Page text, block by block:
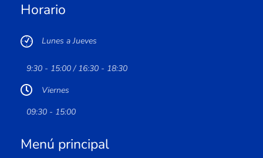
Horario
Lunes a Jueves
9:30 - 15:00 / 16:30 - 18:30
Viernes
09:30 - 15:00
Menú principal